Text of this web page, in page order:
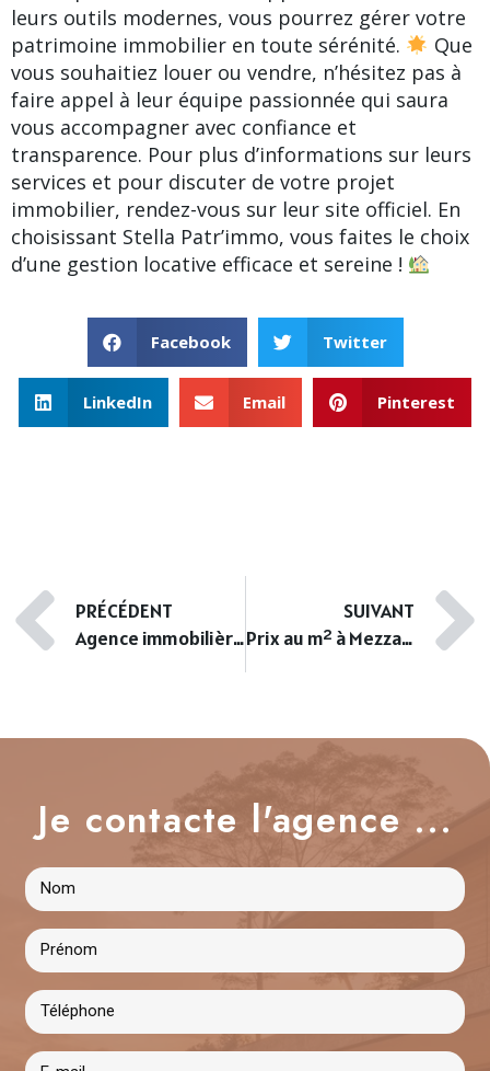
leurs outils modernes, vous pourrez gérer votre
patrimoine immobilier en toute sérénité.
Que
vous souhaitiez louer ou vendre, n’hésitez pas à
faire appel à leur équipe passionnée qui saura
vous accompagner avec confiance et
transparence. Pour plus d’informations sur leurs
services et pour discuter de votre projet
immobilier, rendez-vous sur leur site officiel. En
choisissant Stella Patr’immo, vous faites le choix
d’une gestion locative efficace et sereine !
Facebook Twitter
LinkedIn Email Pinterest
PRÉCÉDENT
Agence immobilière à Ajaccio : comment optimiser la vente de son appartement ?
SUIVANT
Prix au m² à Mezzavia : tendances et estimation en 2025
Je contacte l'agence ...